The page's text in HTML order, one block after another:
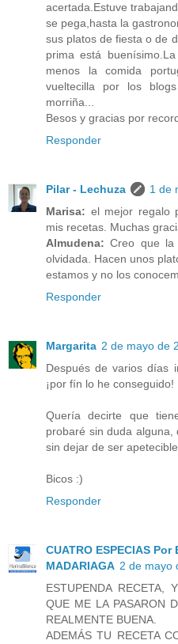
acertada.Estuve
se pega,hasta la
sus platos de fiesta o de
prima está
menos la comida
vueltecilla por los
morriña...
Besos y gracias por
Responder
Pilar - Lechuza
1 de
Marisa: el mejor regalo
mis recetas. Muchas
Almudena: Creo que la
olvidada. Hacen unos
estamos y no los
Responder
Margarita 2 de mayo de
Después de varios días
¡por fín lo he conseguido!
Quería decirte que
probaré sin duda
sin dejar de ser apetecible.
Bicos :)
Responder
CUATRO ESPECIAS Por
MADARIAGA 2 de mayo
ESTUPENDA RECETA,
QUE ME LA PASARON
REALMENTE BUENA.
ADEMÁS TU RECETA